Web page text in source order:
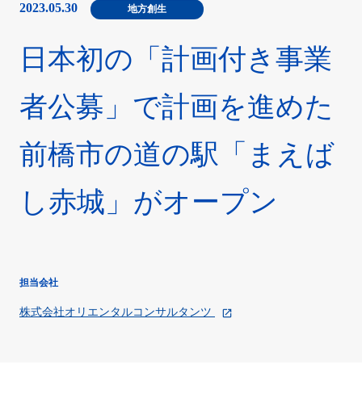
お問い合わせ
© 2018 Oriental Consultants Holdings Co., Ltd. All Rights Reserved.
2023.05.30 地方創生
日本初の「計画付き事業
者公募」で計画を進めた
前橋市の道の駅「まえば
し赤城」がオープン
担当会社
株式会社オリエンタルコンサルタンツ open_in_new